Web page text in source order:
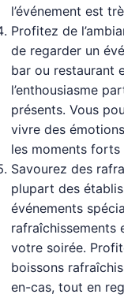
l’événement est
Profitez de
de regarder un
bar ou restaurant
l’enthousiasme
présents. Vous
vivre des
les moments forts
Savourez des
plupart des
événements
rafraîchissements
votre soirée.
boissons
en-cas, tout en